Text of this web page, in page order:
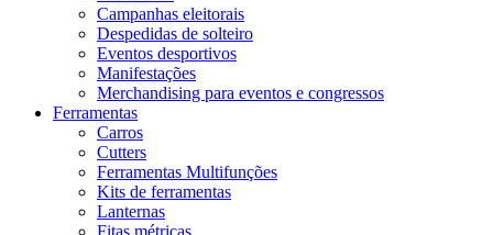
Campanhas eleitorais
Despedidas de solteiro
Eventos desportivos
Manifestações
Merchandising para eventos e congressos
Ferramentas
Carros
Cutters
Ferramentas Multifunções
Kits de ferramentas
Lanternas
Fitas métricas